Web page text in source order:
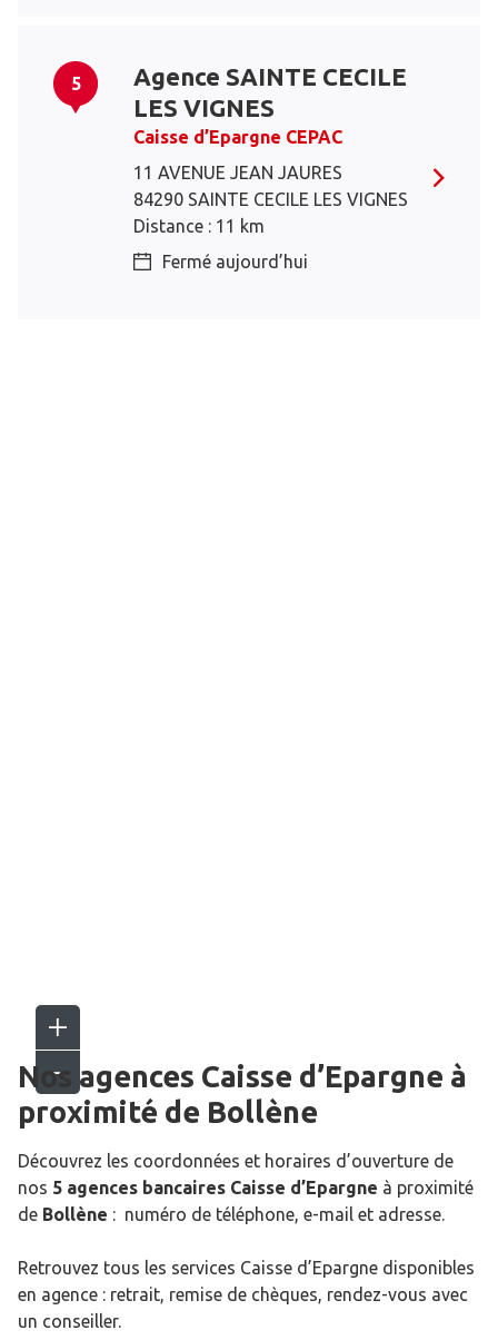
5
Agence SAINTE CECILE
LES VIGNES
Caisse d’Epargne CEPAC
11 AVENUE JEAN JAURES
84290 SAINTE CECILE LES VIGNES
Distance : 11 km
Fermé aujourd’hui
Nos agences Caisse d’Epargne à
proximité de Bollène
Découvrez les coordonnées et horaires d’ouverture de
nos 5 agences bancaires Caisse d’Epargne à proximité
de Bollène : numéro de téléphone, e-mail et adresse.
Retrouvez tous les services Caisse d’Epargne disponibles
en agence : retrait, remise de chèques, rendez-vous avec
un conseiller.